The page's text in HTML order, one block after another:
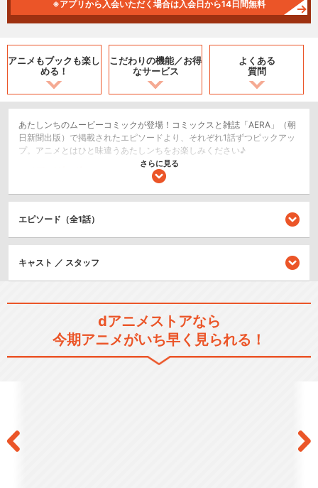
※アプリから入会いただく場合は入会日から14日間無料
アニメもブックも楽し
める！
こだわりの機能／お得
なサービス
よくある
質問
あたしンちのムービーコミックが登場！コミックスと雑誌「AERA」（朝
日新聞出版）で掲載されたエピソードより、それぞれ1話ずつピックアッ
プ。アニメとはひと味違うあたしンちをお楽しみください♪
シリーズ／関連のアニメ作品
あたしンち(第1話～第26話)
あたしンち(第27話～第52話)
さらに見る
エピソード（全1話）
キャスト ／ スタッフ
dアニメストアなら
今期アニメがいち早く見られる！